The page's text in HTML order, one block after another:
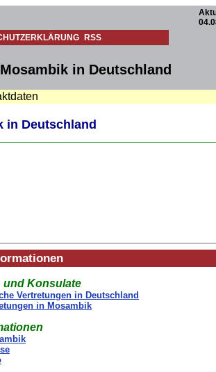
RSS
in Deutschland
in Deutschland
und Konsulate
Vertretungen in Deutschland
in Mosambik